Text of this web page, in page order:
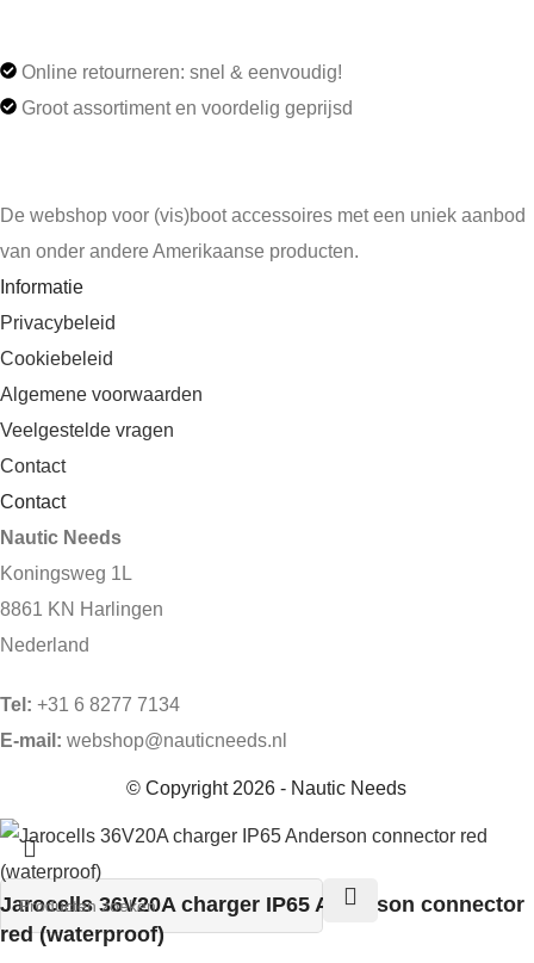
Online retourneren: snel & eenvoudig!
Groot assortiment en voordelig geprijsd
De webshop voor (vis)boot accessoires met een uniek aanbod
van onder andere Amerikaanse producten.
Informatie
Privacybeleid
Cookiebeleid
Algemene voorwaarden
Veelgestelde vragen
Contact
Contact
Nautic Needs
Koningsweg 1L
8861 KN Harlingen
Nederland
Tel: +31 6 8277 7134
E-mail: webshop@nauticneeds.nl
© Copyright 2026 - Nautic Needs
Jarocells 36V20A charger IP65 Anderson connector
red (waterproof)